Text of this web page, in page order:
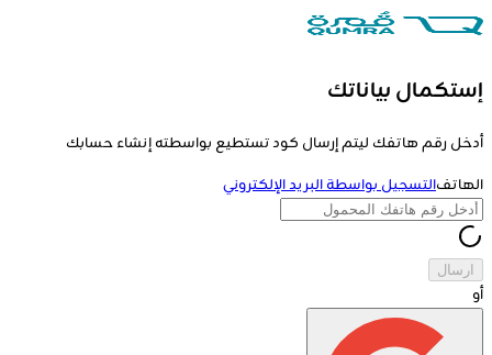
إستكمال بياناتك
أدخل رقم هاتفك ليتم إرسال كود تستطيع بواسطته إنشاء حسابك
الهاتفالتسجيل بواسطة البريد الإلكتروني
ارسال
أو